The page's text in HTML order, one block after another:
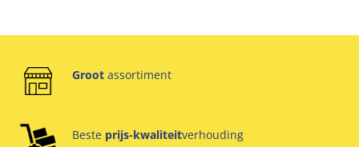
Groot assortiment
Beste prijs-kwaliteitverhouding